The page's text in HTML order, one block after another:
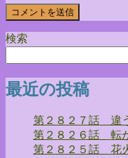
検索
最近の投稿
第２８２７話 違
第２８２６話 転
第２８２５話 花